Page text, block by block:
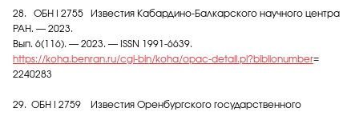
28. ОБН I 2755 Известия Кабардино-Балкарского научного центра
РАН. — 2023.
Вып. 6(116). — 2023. — ISSN 1991-6639.
https://koha.benran.ru/cgi-bin/koha/opac-detail.pl?biblionumber=
2240283
29. ОБН I 2759 Известия Оренбургского государственного